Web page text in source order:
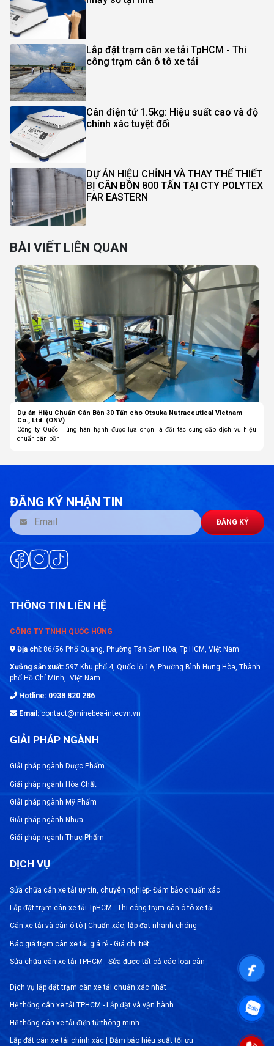
Lắp đặt trạm cân xe tải TpHCM - Thi
công trạm cân ô tô xe tải
Cân điện tử 1.5kg: Hiệu suất cao và độ
chính xác tuyệt đối
DỰ ÁN HIỆU CHỈNH VÀ THAY THẾ THIẾT
BỊ CÂN BỒN 800 TẤN TẠI CTY POLYTEX
FAR EASTERN
BÀI VIẾT LIÊN QUAN
Dự án Hiệu Chuẩn Cân Bồn 30 Tấn cho Otsuka Nutraceutical Vietnam
Co., Ltd. (ONV)
Công ty Quốc Hùng hân hạnh được lựa chọn là đối tác cung cấp dịch vụ hiệu
chuẩn cân bồn
ĐĂNG KÝ NHẬN TIN
ĐĂNG KÝ
THÔNG TIN LIÊN HỆ
CÔNG TY TNHH QUỐC HÙNG
Địa chỉ: 86/56 Phổ Quang, Phường Tân Sơn Hòa, Tp.HCM, Việt Nam
Xưởng sản xuất:597 Khu phố 4, Quốc lộ 1A, Phường Bình Hưng Hòa, Thành
phố Hồ Chí Minh, Việt Nam
Hotline: 0938 820 286
Email:contact@minebea-intecvn.vn
GIẢI PHÁP NGÀNH
Giải pháp ngành Dược Phẩm
Giải pháp ngành Hóa Chất
Giải pháp ngành Mỹ Phẩm
Giải pháp ngành Nhựa
Giải pháp ngành Thực Phẩm
DỊCH VỤ
Sửa chữa cân xe tải uy tín, chuyên nghiệp- Đảm bảo chuẩn xác
Lắp đặt trạm cân xe tải TpHCM - Thi công trạm cân ô tô xe tải
Cân xe tải và cân ô tô | Chuẩn xác, lắp đạt nhanh chóng
Báo giá trạm cân xe tải giá rẻ - Giá chi tiết
Sửa chữa cân xe tải TPHCM - Sửa được tất cả các loại cân
Dịch vụ lắp đặt trạm cân xe tải chuẩn xác nhất
Hệ thống cân xe tải TPHCM - Lắp đặt và vận hành
Hệ thống cân xe tải điện tử thông minh
Lắp đặt cân xe tải chính xác | Đảm bảo hiệu suất tối ưu